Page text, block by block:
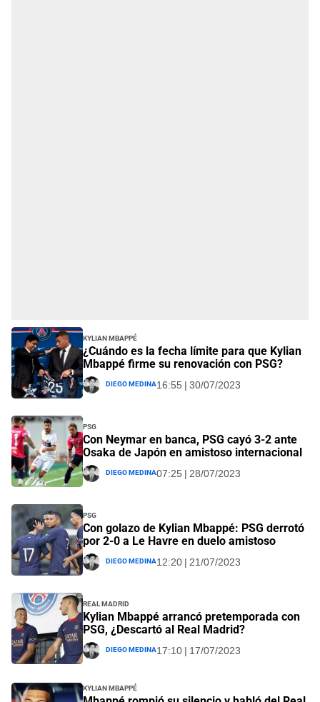
Kylian Mbappé
¿Cuándo es la fecha límite para que Kylian
Mbappé firme su renovación con PSG?
Diego Medina16:55 | 30/07/2023
PSG
Con Neymar en banca, PSG cayó 3-2 ante
Osaka de Japón en amistoso internacional
Diego Medina07:25 | 28/07/2023
PSG
Con golazo de Kylian Mbappé: PSG derrotó
por 2-0 a Le Havre en duelo amistoso
Diego Medina12:20 | 21/07/2023
Real Madrid
Kylian Mbappé arrancó pretemporada con
PSG, ¿Descartó al Real Madrid?
Diego Medina17:10 | 17/07/2023
Kylian Mbappé